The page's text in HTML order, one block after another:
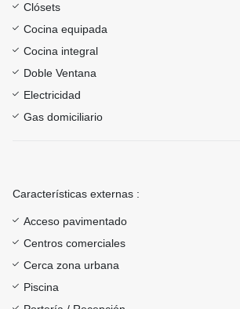
Clósets
Cocina equipada
Cocina integral
Doble Ventana
Electricidad
Gas domiciliario
Características externas :
Acceso pavimentado
Centros comerciales
Cerca zona urbana
Piscina